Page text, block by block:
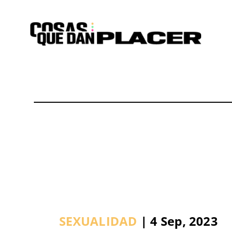
contenido
SEXUALIDAD | 4 Sep, 2023